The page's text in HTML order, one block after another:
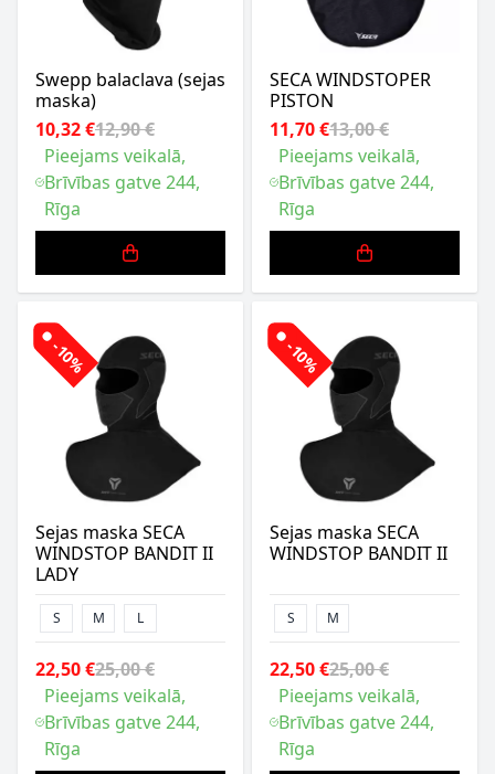
Swepp balaclava (sejas
maska)
10,32 €12,90 €
Pieejams veikalā,
Brīvības gatve 244,
Rīga
SECA WINDSTOPER
PISTON
11,70 €13,00 €
Pieejams veikalā,
Brīvības gatve 244,
Rīga
-10%
Sejas maska SECA
WINDSTOP BANDIT II
LADY
S M L
22,50 €25,00 €
Pieejams veikalā,
Brīvības gatve 244,
Rīga
-10%
Sejas maska SECA
WINDSTOP BANDIT II
S M
22,50 €25,00 €
Pieejams veikalā,
Brīvības gatve 244,
Rīga